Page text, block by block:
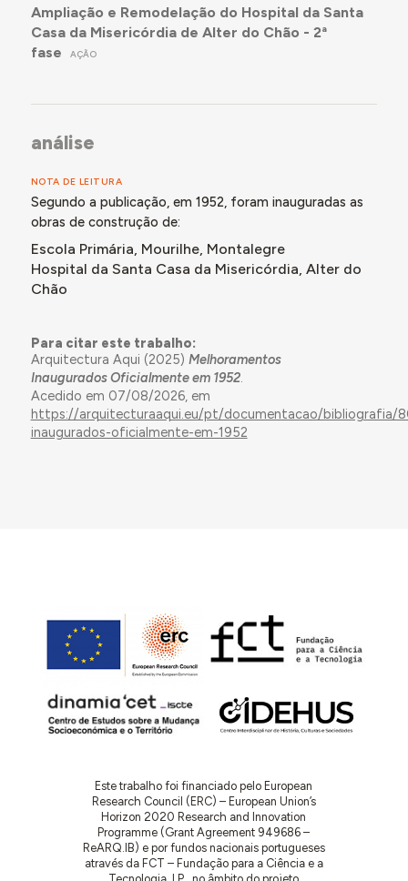
Ampliação e Remodelação do Hospital da Santa
Casa da Misericórdia de Alter do Chão - 2ª
fase
AÇÃO
análise
NOTA DE LEITURA
Segundo a publicação, em 1952, foram inauguradas as
obras de construção de:
Escola Primária, Mourilhe, Montalegre
Hospital da Santa Casa da Misericórdia, Alter do
Chão
Para citar este trabalho:
Arquitectura Aqui (2025) Melhoramentos
Inaugurados Oficialmente em 1952.
Acedido em 07/08/2026, em
https://arquitecturaaqui.eu/pt/documentacao/bibliografia/
inaugurados-oficialmente-em-1952
Este trabalho foi financiado pelo European
Research Council (ERC) – European Union’s
Horizon 2020 Research and Innovation
Programme (Grant Agreement 949686 –
ReARQ.IB) e por fundos nacionais portugueses
através da FCT – Fundação para a Ciência e a